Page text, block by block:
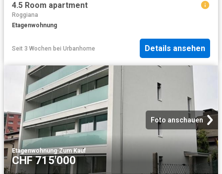
4.5 Room apartment
Roggiana
Etagenwohnung
Seit 3 Wochen bei Urbanhome Details ansehen
Foto anschauen
Etagenwohnung·Zum Kauf
CHF 715'000